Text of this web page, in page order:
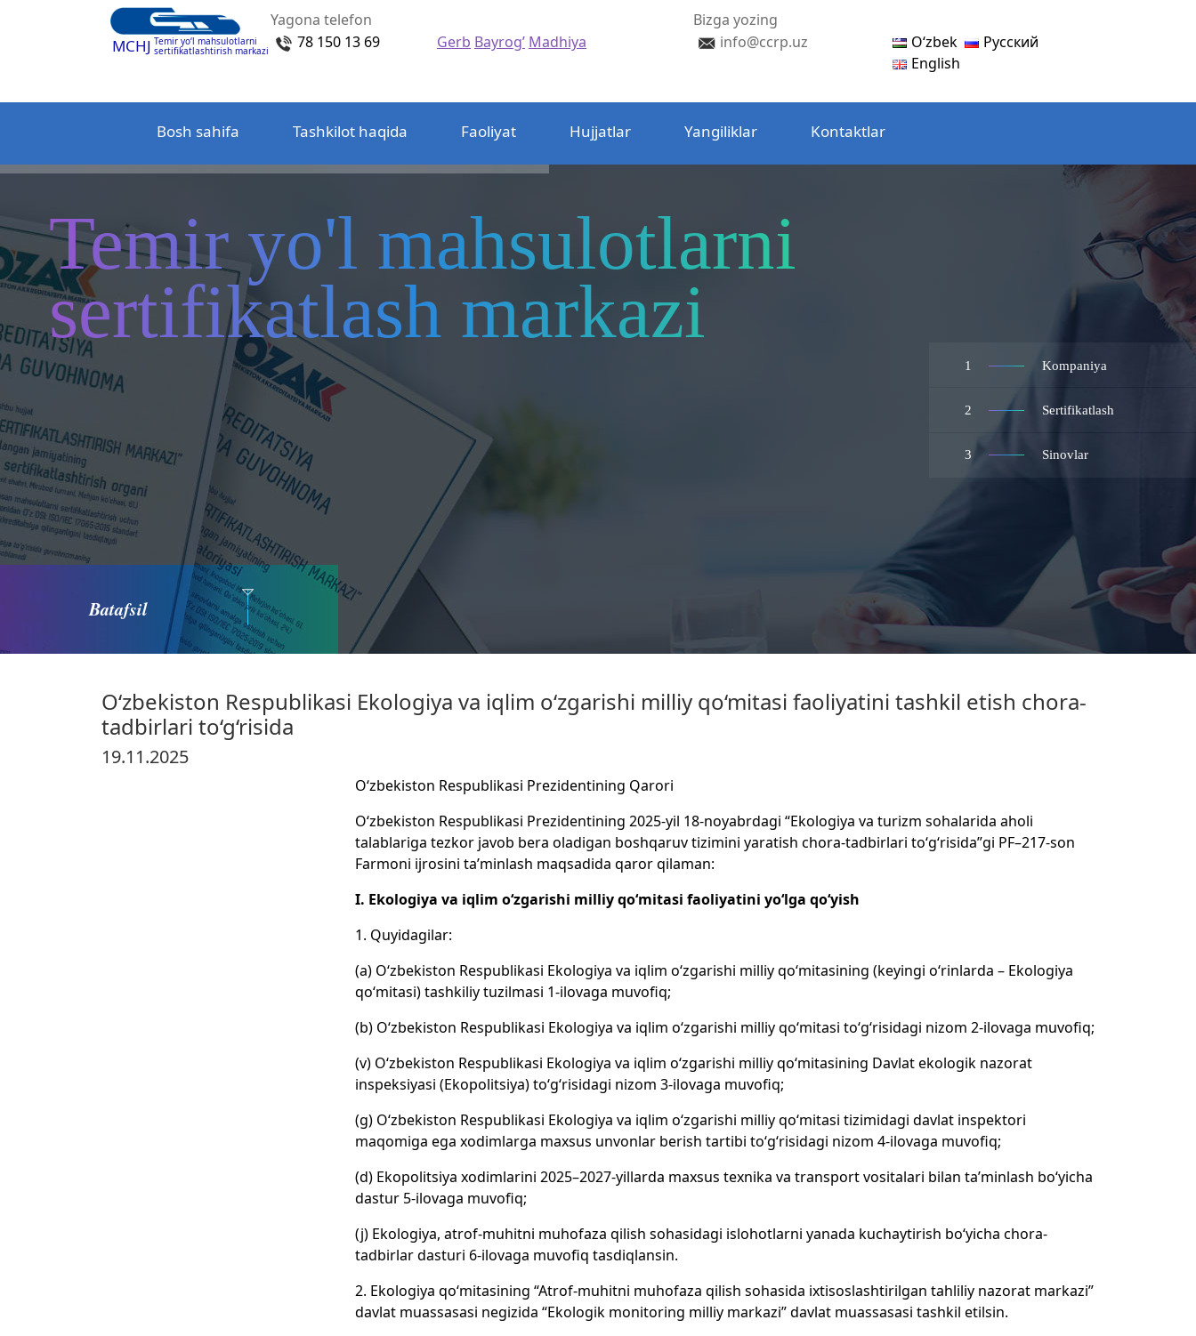
MCHJ Temir yo‘l mahsulotlarni
sertifikatlashtirish markazi
Yagona telefon
78 150 13 69
Gerb Bayrog’ Madhiya
Bizga yozing
info@ccrp.uz
Oʻzbek
Русский
English
Bosh sahifa Tashkilot haqida Faoliyat Hujjatlar Yangiliklar Kontaktlar
1 Kompaniya
2 Sertifikatlash
3 Sinovlar
Temir yo'l mahsulotlarni
sertifikatlash markazi
Batafsil
O‘zbekiston Respublikasi Ekologiya va iqlim o‘zgarishi milliy qo‘mitasi faoliyatini tashkil etish chora-
tadbirlari to‘g‘risida
19.11.2025
O‘zbekiston Respublikasi Prezidentining Qarori
O‘zbekiston Respublikasi Prezidentining 2025-yil 18-noyabrdagi “Ekologiya va turizm sohalarida aholi
talablariga tezkor javob bera oladigan boshqaruv tizimini yaratish chora-tadbirlari to‘g‘risida”gi PF–217-son
Farmoni ijrosini ta’minlash maqsadida qaror qilaman:
I. Ekologiya va iqlim o‘zgarishi milliy qo‘mitasi faoliyatini yo‘lga qo‘yish
1. Quyidagilar:
(a) O‘zbekiston Respublikasi Ekologiya va iqlim o‘zgarishi milliy qo‘mitasining (keyingi o‘rinlarda – Ekologiya
qo‘mitasi) tashkiliy tuzilmasi 1-ilovaga muvofiq;
(b) O‘zbekiston Respublikasi Ekologiya va iqlim o‘zgarishi milliy qo‘mitasi to‘g‘risidagi nizom 2-ilovaga muvofiq;
(v) O‘zbekiston Respublikasi Ekologiya va iqlim o‘zgarishi milliy qo‘mitasining Davlat ekologik nazorat
inspeksiyasi (Ekopolitsiya) to‘g‘risidagi nizom 3-ilovaga muvofiq;
(g) O‘zbekiston Respublikasi Ekologiya va iqlim o‘zgarishi milliy qo‘mitasi tizimidagi davlat inspektori
maqomiga ega xodimlarga maxsus unvonlar berish tartibi to‘g‘risidagi nizom 4-ilovaga muvofiq;
(d) Ekopolitsiya xodimlarini 2025–2027-yillarda maxsus texnika va transport vositalari bilan ta’minlash bo‘yicha
dastur 5-ilovaga muvofiq;
(j) Ekologiya, atrof-muhitni muhofaza qilish sohasidagi islohotlarni yanada kuchaytirish bo‘yicha chora-
tadbirlar dasturi 6-ilovaga muvofiq tasdiqlansin.
2. Ekologiya qo‘mitasining “Atrof-muhitni muhofaza qilish sohasida ixtisoslashtirilgan tahliliy nazorat markazi”
davlat muassasasi negizida “Ekologik monitoring milliy markazi” davlat muassasasi tashkil etilsin.